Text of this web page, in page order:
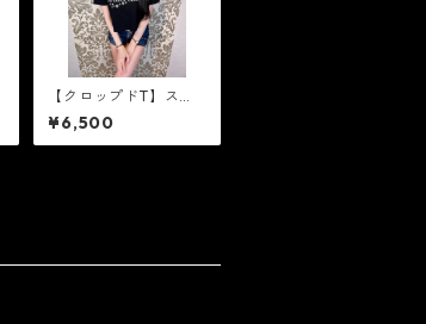
【クロップドT】スノ
ーロゴ［シルバーラ
メ］
¥6,500